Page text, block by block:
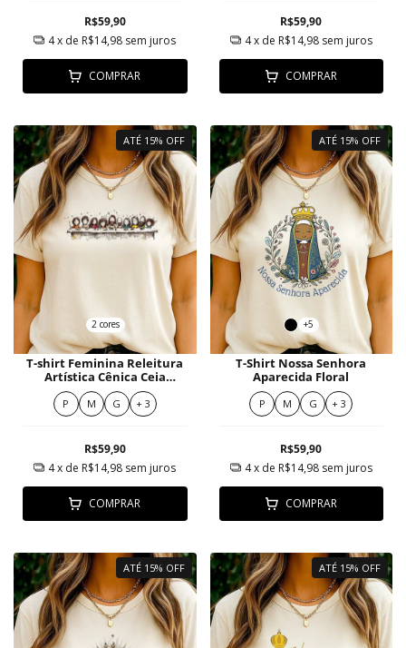
R$59,90
4x de R$14,98 sem juros
COMPRAR
R$59,90
4x de R$14,98 sem juros
COMPRAR
ATÉ 15% OFF
2 cores
T-shirt Feminina Releitura
Artística Cênica Ceia
Surreal
P M G + 3
R$59,90
4x de R$14,98 sem juros
COMPRAR
ATÉ 15% OFF
+5
T-Shirt Nossa Senhora
Aparecida Floral
P M G + 3
R$59,90
4x de R$14,98 sem juros
COMPRAR
ATÉ 15% OFF ATÉ 15% OFF